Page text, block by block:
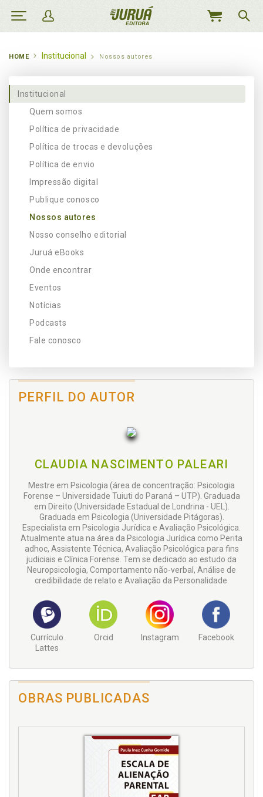
MEU
HOME Institucional Nossos autores
Institucional
Quem somos
Política de privacidade
Política de trocas e devoluções
Política de envio
Impressão digital
Publique conosco
Nossos autores
Nosso conselho editorial
Juruá eBooks
Onde encontrar
Eventos
Notícias
Podcasts
Fale conosco
PERFIL DO AUTOR
CLAUDIA NASCIMENTO PALEARI
Mestre em Psicologia (área de concentração: Psicologia
Forense – Universidade Tuiuti do Paraná – UTP). Graduada
em Direito (Universidade Estadual de Londrina - UEL).
Graduada em Psicologia (Universidade Pitágoras).
Especialista em Psicologia Jurídica e Avaliação Psicológica.
Atualmente atua na área da Psicologia Jurídica como Perita
adhoc, Assistente Técnica, Avaliação Psicológica para fins
judiciais e Clínica Forense. Tem se dedicado ao estudo da
Neuropsicologia, Comportamento não-verbal, Análise de
credibilidade de relato e Avaliação da Personalidade.
Currículo
Lattes
Orcid Instagram Facebook
OBRAS PUBLICADAS